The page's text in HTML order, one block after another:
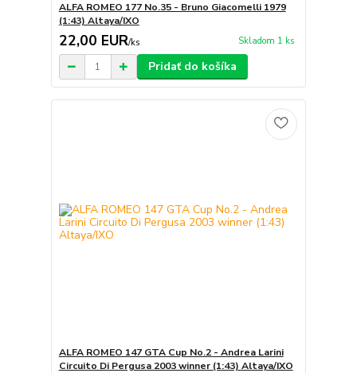
ALFA ROMEO 177 No.35 - Bruno Giacomelli 1979
(1:43) Altaya/IXO
22,00 EUR/ks Skladom 1 ks
Pridať do košíka
ALFA ROMEO 147 GTA Cup No.2 - Andrea Larini
Circuito Di Pergusa 2003 winner (1:43) Altaya/IXO